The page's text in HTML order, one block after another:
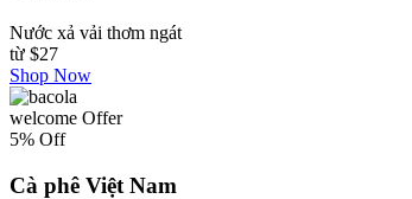
Nước xả vải thơm ngát
từ $27
Shop Now
welcome Offer
5% Off
Cà phê Việt Nam